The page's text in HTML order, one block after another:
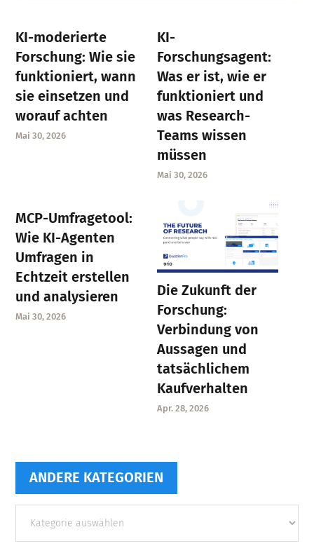
KI-moderierte
Forschung: Wie sie
funktioniert, wann
sie einsetzen und
worauf achten
Mai 30, 2026
KI-
Forschungsagent:
Was er ist, wie er
funktioniert und
was Research-
Teams wissen
müssen
Mai 30, 2026
MCP-Umfragetool:
Wie KI-Agenten
Umfragen in
Echtzeit erstellen
und analysieren
Mai 30, 2026
Die Zukunft der
Forschung:
Verbindung von
Aussagen und
tatsächlichem
Kaufverhalten
Apr. 28, 2026
ANDERE KATEGORIEN
Kategorien